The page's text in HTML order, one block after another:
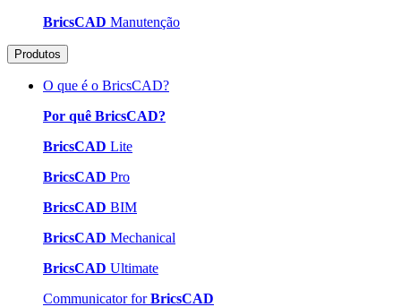
BricsCAD Manutenção
Produtos
O que é o BricsCAD?
Por quê BricsCAD?
BricsCAD Lite
BricsCAD Pro
BricsCAD BIM
BricsCAD Mechanical
BricsCAD Ultimate
Communicator forBricsCAD